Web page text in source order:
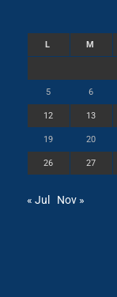
L M
5 6
12 13
19 20
26 27
« Jul Nov »